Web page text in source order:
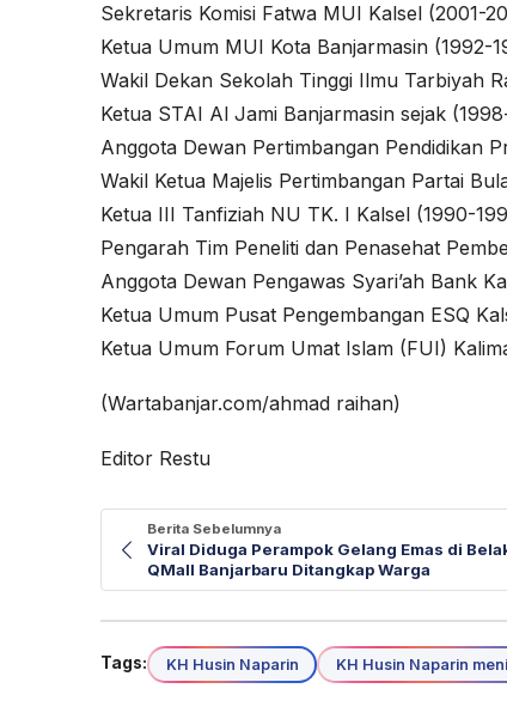
Sekretaris Komisi Fatwa MUI Kalsel (2001-
Ketua Umum MUI Kota Banjarmasin (1992-
Wakil Dekan Sekolah Tinggi Ilmu Tarbiyah
Ketua STAI Al Jami Banjarmasin sejak
Anggota Dewan Pertimbangan Pendidikan
Wakil Ketua Majelis Pertimbangan Partai
Ketua III Tanfiziah NU TK. I Kalsel (1990-
Pengarah Tim Peneliti dan Penasehat
Anggota Dewan Pengawas Syari’ah Bank
Ketua Umum Pusat Pengembangan ESQ
Ketua Umum Forum Umat Islam (FUI)
(Wartabanjar.com/ahmad raihan)
Editor Restu
Berita Sebelumnya
Viral Diduga Perampok Gelang Emas di
QMall Banjarbaru Ditangkap Warga
Tags: KH Husin Naparin KH Husin Naparin